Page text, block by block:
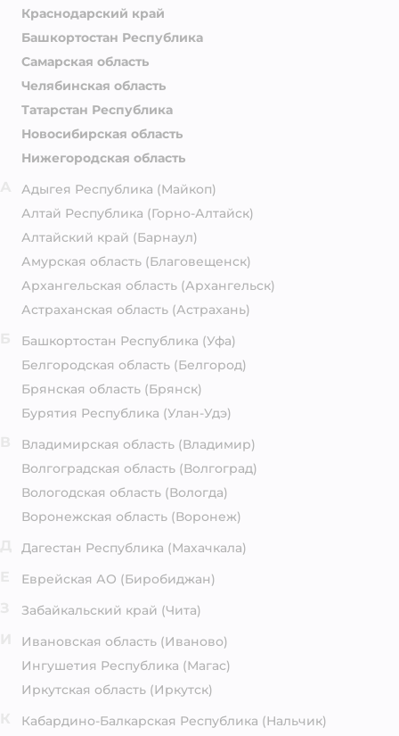
Краснодарский край
Башкортостан Республика
Самарская область
Челябинская область
Татарстан Республика
Новосибирская область
Нижегородская область
Адыгея Республика (Майкоп)
Алтай Республика (Горно-Алтайск)
Алтайский край (Барнаул)
Амурская область (Благовещенск)
Архангельская область (Архангельск)
Астраханская область (Астрахань)
Башкортостан Республика (Уфа)
Белгородская область (Белгород)
Брянская область (Брянск)
Бурятия Республика (Улан-Удэ)
Владимирская область (Владимир)
Волгоградская область (Волгоград)
Вологодская область (Вологда)
Воронежская область (Воронеж)
Дагестан Республика (Махачкала)
Еврейская АО (Биробиджан)
Забайкальский край (Чита)
Ивановская область (Иваново)
Ингушетия Республика (Магас)
Иркутская область (Иркутск)
Кабардино-Балкарская Республика (Нальчик)